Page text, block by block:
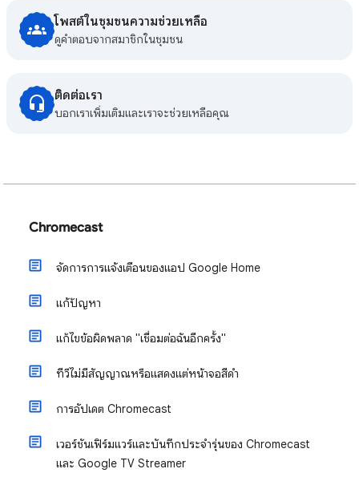
โพสต์ในชุมชนความช่วยเหลือ
ดูคําตอบจากสมาชิกในชุมชน
ติดต่อเรา
บอกเราเพิ่มเติมและเราจะช่วยเหลือคุณ
Chromecast
จัดการการแจ้งเตือนของแอป Google Home
แก้ปัญหา
แก้ไขข้อผิดพลาด "เชื่อมต่อฉันอีกครั้ง"
ทีวีไม่มีสัญญาณหรือแสดงแต่หน้าจอสีดํา
การอัปเดต Chromecast
เวอร์ชันเฟิร์มแวร์และบันทึกประจำรุ่นของ Chromecast
และ Google TV Streamer